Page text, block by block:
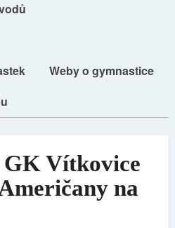
Weby o gymnastice
Vítkovice
na